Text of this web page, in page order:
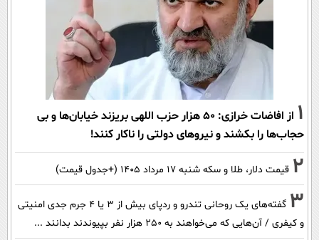
1
از افاضات خرازی: ۵۰ هزار حزب اللهی بریزند خیابان‌ها و بی
حجاب‌ها را بکشند و نیرو‌های دولتی را ناکار کنند!
2 قیمت دلار، طلا و سکه شنبه ۱۷ مرداد ۱۴۰۵ (+جدول قیمت)
3
گفته‌های یک روحانی تندرو و ردپای بیش از ۳ یا ۴ جرم جدی امنیتی
و کیفری / آن‌هایی که می‌خواهند به ۲۵۰ هزار نفر بپیوندند بدانند ...